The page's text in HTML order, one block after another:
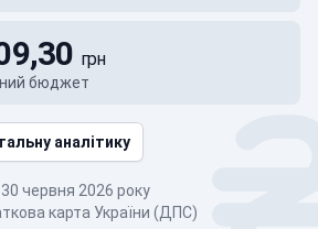
бюджет
грн
аналітику
30 червня 2026 року
карта України (ДПС)